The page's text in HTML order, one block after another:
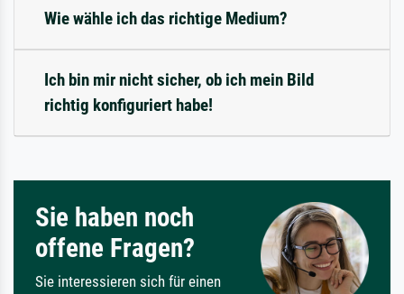
Wie wähle ich das richtige Medium?
Ich bin mir nicht sicher, ob ich mein Bild
richtig konfiguriert habe!
Sie haben noch
offene Fragen?
Sie interessieren sich für einen